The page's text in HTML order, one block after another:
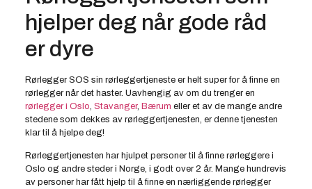
hjelper deg når gode råd
er dyre
Rørlegger SOS sin rørleggertjeneste er helt super for å finne en
rørlegger når det haster. Uavhengig av om du trenger en
rørlegger i Oslo Stavanger, Bærum eller et av de mange andre
stedene som dekkes av rørleggertjenesten, er denne tjenesten
klar til å hjelpe deg!
Rørleggertjenesten har hjulpet personer til å finne rørleggere i
Oslo og andre steder i Norge, i godt over 2 år. Mange hundrevis
av personer har fått hjelp til å finne en nærliggende rørlegger